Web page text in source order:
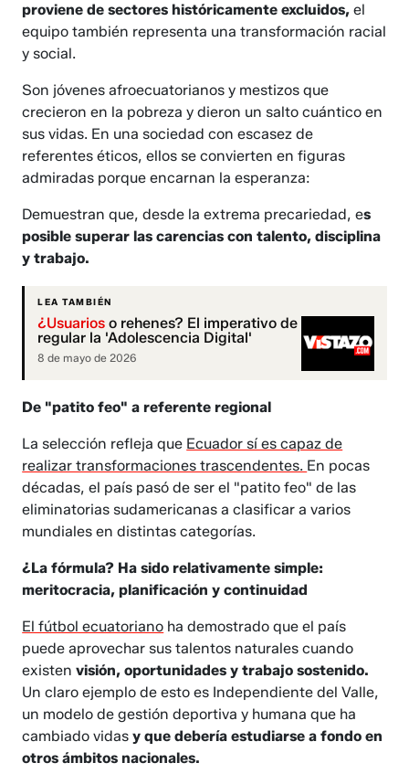
proviene de sectores históricamente excluidos,el
equipo también representa una transformación racial
y social.
Son jóvenes afroecuatorianos y mestizos que
crecieron en la pobreza y dieron un salto cuántico en
sus vidas. En una sociedad con escasez de
referentes éticos, ellos se convierten en figuras
admiradas porque encarnan la esperanza:
Demuestran que, desde la extrema precariedad, es
posible superar las carencias con talento, disciplina
y trabajo.
LEA TAMBIÉN
¿Usuarios o rehenes? El imperativo de
regular la 'Adolescencia Digital'
8 de mayo de 2026
De "patito feo" a referente regional
La selección refleja que Ecuador sí es capaz de
realizar transformaciones trascendentes. En pocas
décadas, el país pasó de ser el "patito feo" de las
eliminatorias sudamericanas a clasificar a varios
mundiales en distintas categorías.
¿La fórmula? Ha sido relativamente simple:
meritocracia, planificación y continuidad
El fútbol ecuatoriano ha demostrado que el país
puede aprovechar sus talentos naturales cuando
existenvisión, oportunidades y trabajo sostenido.
Un claro ejemplo de esto es Independiente del Valle,
un modelo de gestión deportiva y humana que ha
cambiado vidasy que debería estudiarse a fondo en
otros ámbitos nacionales.